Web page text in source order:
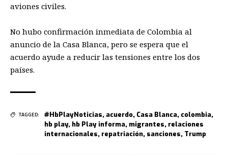
aviones civiles.
No hubo confirmación inmediata de Colombia al
anuncio de la Casa Blanca, pero se espera que el
acuerdo ayude a reducir las tensiones entre los dos
países.
TAGGED: #HbPlayNoticias, acuerdo, Casa Blanca, colombia,
hb play, hb Play informa, migrantes, relaciones
internacionales, repatriación, sanciones, Trump